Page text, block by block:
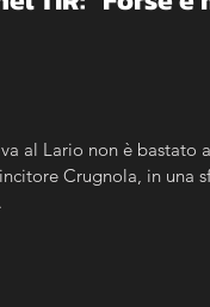
al Lario non è bastato
Crugnola, in una